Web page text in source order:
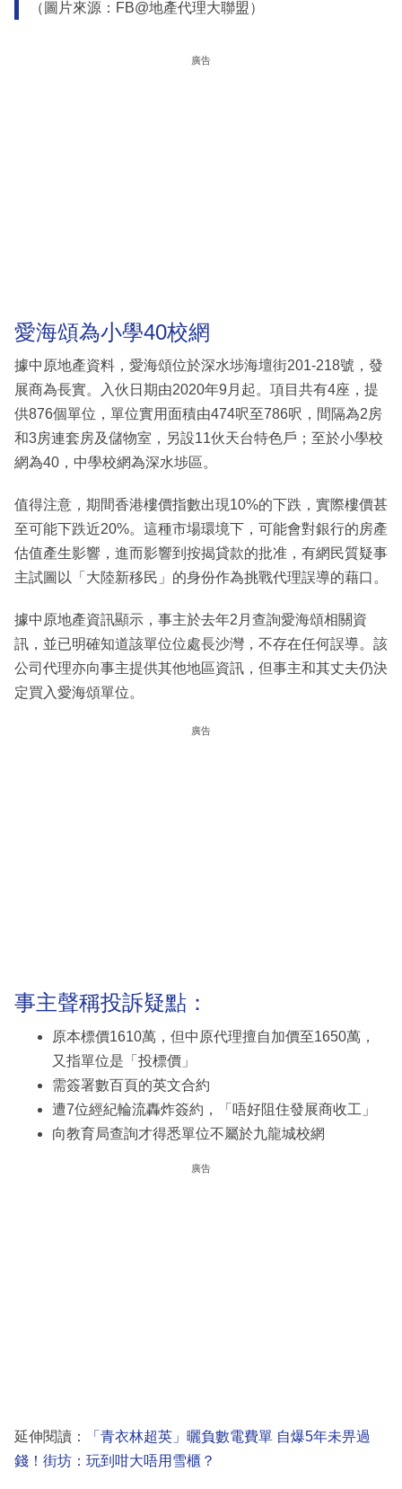
（圖片來源：FB@地產代理大聯盟）
廣告
愛海頌為小學40校網
據中原地產資料，愛海頌位於深水埗海壇街201-218號，發
展商為長實。入伙日期由2020年9月起。項目共有4座，提
供876個單位，單位實用面積由474呎至786呎，間隔為2房
和3房連套房及儲物室，另設11伙天台特色戶；至於小學校
網為40，中學校網為深水埗區。
值得注意，期間香港樓價指數出現10%的下跌，實際樓價甚
至可能下跌近20%。這種市場環境下，可能會對銀行的房產
估值產生影響，進而影響到按揭貸款的批准，有網民質疑事
主試圖以「大陸新移民」的身份作為挑戰代理誤導的藉口。
據中原地產資訊顯示，事主於去年2月查詢愛海頌相關資
訊，並已明確知道該單位位處長沙灣，不存在任何誤導。該
公司代理亦向事主提供其他地區資訊，但事主和其丈夫仍決
定買入愛海頌單位。
廣告
事主聲稱投訴疑點：
原本標價1610萬，但中原代理擅自加價至1650萬，
又指單位是「投標價」
需簽署數百頁的英文合約
遭7位經紀輪流轟炸簽約，「唔好阻住發展商收工」
向教育局查詢才得悉單位不屬於九龍城校網
廣告
延伸閱讀：
「青衣林超英」曬負數電費單 自爆5年未畀過
錢！街坊：玩到咁大唔用雪櫃？